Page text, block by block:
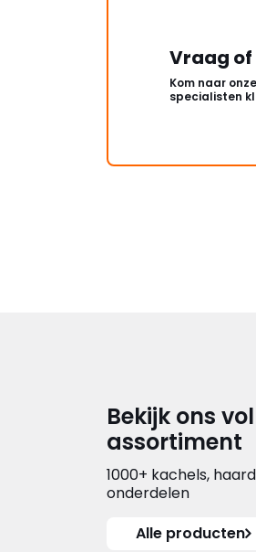
Vraag
Kom naar
specialisten
Bekijk ons
assortiment
1000+ kachels,
onderdelen
Alle producten